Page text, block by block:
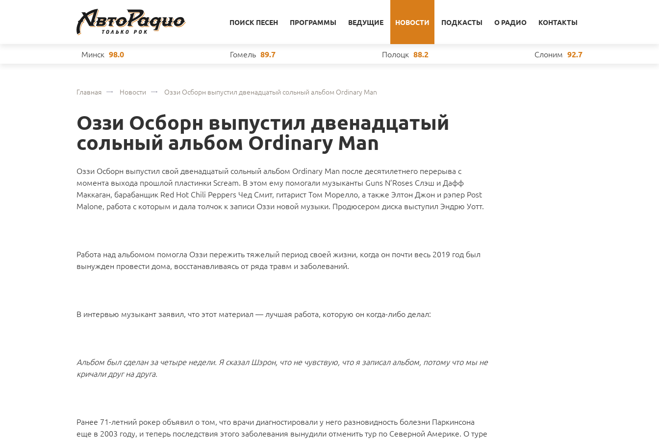
ПОИСК ПЕСЕН ПРОГРАММЫ ВЕДУЩИЕ НОВОСТИ ПОДКАСТЫ О РАДИО КОНТАКТЫ
Минск 98.0 Гомель 89.7 Полоцк 88.2 Слоним 92.7
Главная Новости Оззи Осборн выпустил двенадцатый сольный альбом Ordinary Man
Оззи Осборн выпустил двенадцатый
сольный альбом Ordinary Man
Оззи Осборн выпустил свой двенадцатый сольный альбом Ordinary Man после десятилетнего перерыва с
момента выхода прошлой пластинки Scream. В этом ему помогали музыканты Guns N’Roses Слэш и Дафф
Маккаган, барабанщик Red Hot Chili Peppers Чед Смит, гитарист Том Морелло, а также Элтон Джон и рэпер Post
Malone, работа с которым и дала толчок к записи Оззи новой музыки. Продюсером диска выступил Эндрю Уотт.
Работа над альбомом помогла Оззи пережить тяжелый период своей жизни, когда он почти весь 2019 год был
вынужден провести дома, восстанавливаясь от ряда травм и заболеваний.
В интервью музыкант заявил, что этот материал — лучшая работа, которую он когда-либо делал:
Альбом был сделан за четыре недели. Я сказал Шэрон, что не чувствую, что я записал альбом, потому что мы не
кричали друг на друга.
Ранее 71-летний рокер объявил о том, что врачи диагностировали у него разновидность болезни Паркинсона
еще в 2003 году, и теперь последствия этого заболевания вынудили отменить тур по Северной Америке. О туре